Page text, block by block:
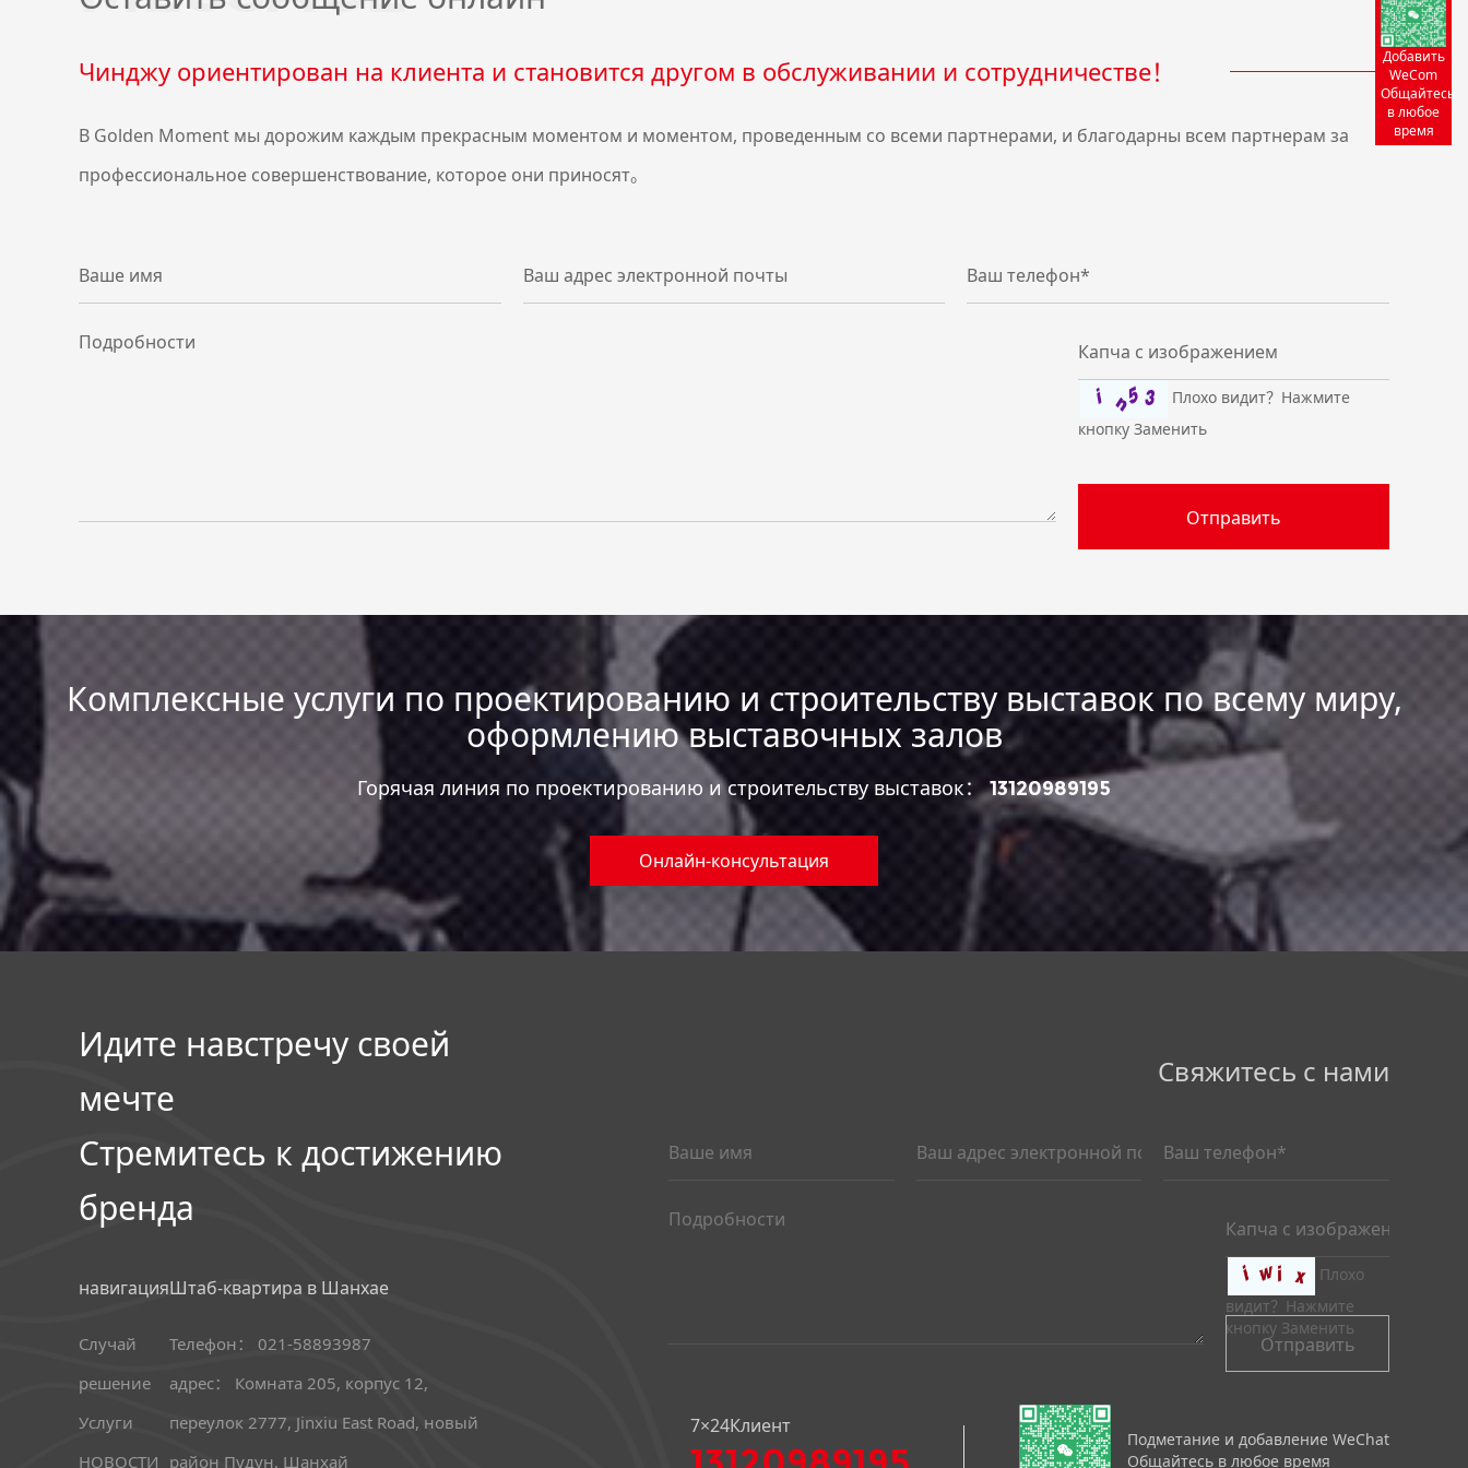
Чинджу ориентирован на клиента и становится другом в обслуживании и сотрудничестве！
В Golden Moment мы дорожим каждым прекрасным моментом и моментом, проведенным со всеми партнерами, и благодарны всем партнерам за
профессиональное совершенствование, которое они приносят。
Плохо видит？ Нажмите
кнопку Заменить
Комплексные услуги по проектированию и строительству выставок по всему миру,
оформлению выставочных залов
Горячая линия по проектированию и строительству выставок：13120989195
Онлайн-консультация
Идите навстречу своей
мечте
Стремитесь к достижению
бренда
навигация
Случай
решение
Услуги
НОВОСТИ
Штаб-квартира в Шанхае
Телефон： 021-58893987
адрес： Комната 205, корпус 12,
переулок 2777, Jinxiu East Road, новый
район Пудун, Шанхай
Свяжитесь с нами
Плохо
видит？ Нажмите
кнопку Заменить
7×24Клиент
Подметание и добавление WeChat
Общайтесь в любое время
Добавить
WeCom
Общайтесь
в любое
время